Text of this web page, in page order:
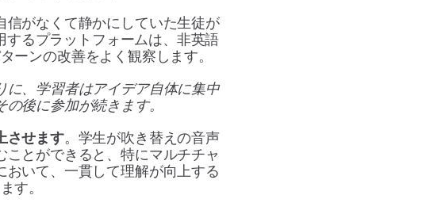
信がなくて静かにしていた生徒が
るプラットフォームは、非英語
ーンの改善をよく観察します。
に、学習者はアイデア自体に集中
後に参加が続きます。
させます。学生が吹き替えの音声
とができると、特にマルチチャ
いて、一貫して理解が向上する
す。